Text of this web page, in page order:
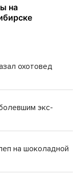
охотовед
экс-
на шоколадной